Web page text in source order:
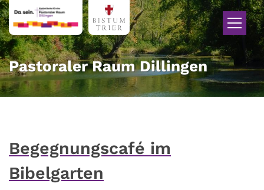
Zum Inhalt springen
Pastoraler Raum Dillingen
Begegnungscafé im
Bibelgarten